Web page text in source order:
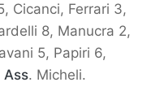
Cicanci, Ferrari 3,
8, Manucra 2,
5, Papiri 6,
Ass. Micheli.